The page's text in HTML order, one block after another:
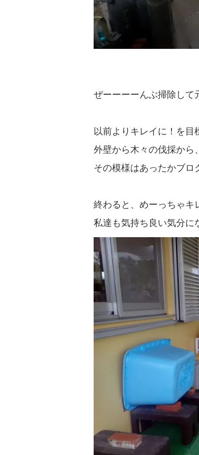
ぜーーーーんぶ掃除し
以前よりキレイに！を目
外壁から木々の伐採から
その模様はあったかブロ
終わると、めーっちゃキ
私達も気持ち良い気分に